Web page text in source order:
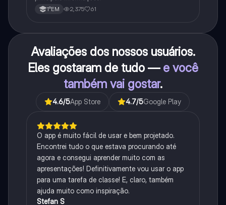
1°EM 2,375 61
Avaliações dos nossos usuários.
Eles gostaram de tudo — e você
também vai gostar.
4.6/5App Store 4.7/5Google Play
O app é muito fácil de usar e bem projetado.
Encontrei tudo o que estava procurando até
agora e consegui aprender muito com as
apresentações! Definitivamente vou usar o app
para uma tarefa de classe! E, claro, também
ajuda muito como inspiração.
Stefan S